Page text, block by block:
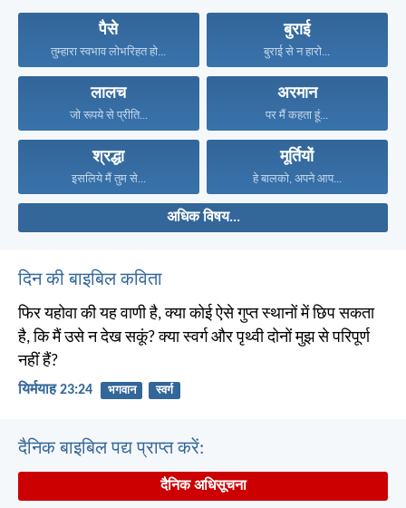
पैसे
तुम्हारा स्वभाव लोभरिहत हो...
बुराई
बुराई से न हारो...
लालच
जो रूपये से प्रीति...
अरमान
पर मैं कहता हूं...
श्रद्धा
इसलिये मैं तुम से...
मूर्तियों
हे बालको, अपने आप...
अधिक विषय...
दिन की बाइबिल कविता
फिर यहोवा की यह वाणी है, क्या कोई ऐसे गुप्त स्थानों में छिप सकता
है, कि मैं उसे न देख सकूं? क्या स्वर्ग और पृथ्वी दोनों मुझ से परिपूर्ण
नहीं हैं?
यिर्मयाह 23:24 भगवान स्वर्ग
दैनिक बाइबिल पद्य प्राप्त करें:
दैनिक अधिसूचना